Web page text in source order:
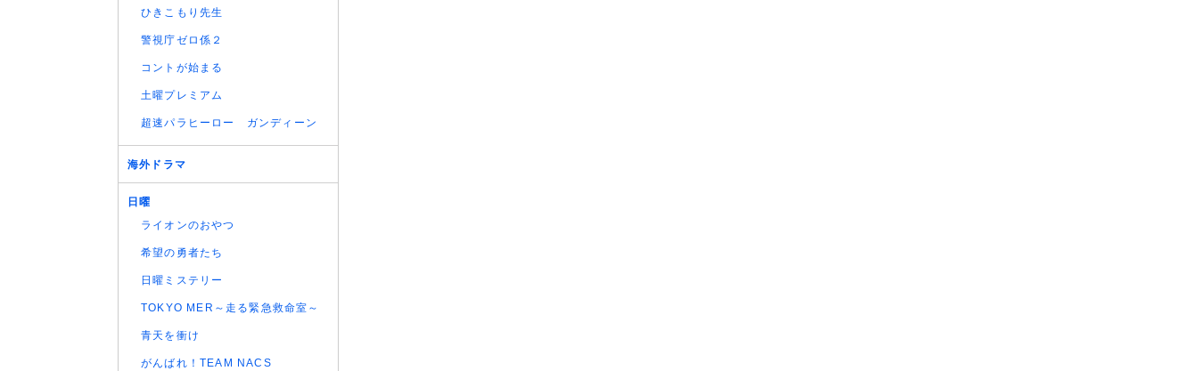
ひきこもり先生
警視庁ゼロ係２
コントが始まる
土曜プレミアム
超速パラヒーロー ガンディーン
海外ドラマ
日曜
ライオンのおやつ
希望の勇者たち
日曜ミステリー
TOKYO MER～走る緊急救命室～
青天を衝け
がんばれ！TEAM NACS